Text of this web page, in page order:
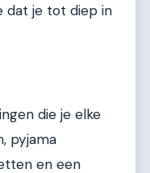
dat je tot diep in
die je elke
pyjama
en een